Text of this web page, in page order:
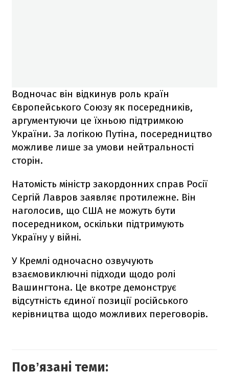
Водночас він відкинув роль країн
Європейського Союзу як посередників,
аргументуючи це їхньою підтримкою
України. За логікою Путіна, посередництво
можливе лише за умови нейтральності
сторін.
Натомість міністр закордонних справ Росії
Сергій Лавров заявляє протилежне. Він
наголосив, що США не можуть бути
посередником, оскільки підтримують
Україну у війні.
У Кремлі одночасно озвучують
взаємовиключні підходи щодо ролі
Вашингтона. Це вкотре демонструє
відсутність єдиної позиції російського
керівництва щодо можливих переговорів.
Повʼязані теми: